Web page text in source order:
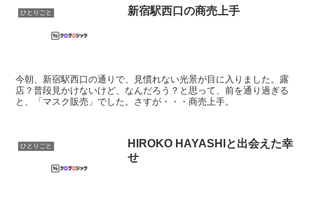
ひとりごと 新宿駅西口の商売上手
今朝、新宿駅西口の通りで、見慣れない光景が目に入りました。露
店？普段見かけないけど、なんだろう？と思って、前を通り過ぎる
と、「マスク販売」でした。さすが・・・商売上手。
ひとりごと
HIROKO HAYASHIと出会えた幸
せ